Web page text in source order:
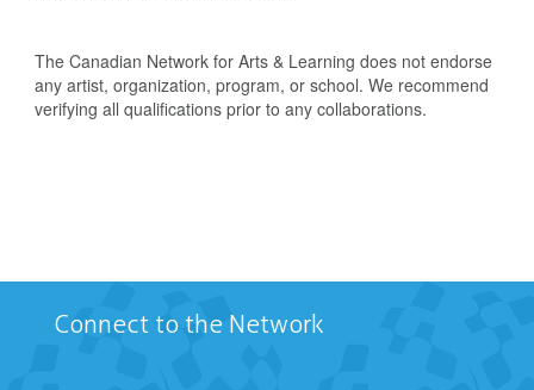
The Canadian Network for Arts & Learning does not endorse
any artist, organization, program, or school. We recommend
verifying all qualifications prior to any collaborations.
Connect to the Network